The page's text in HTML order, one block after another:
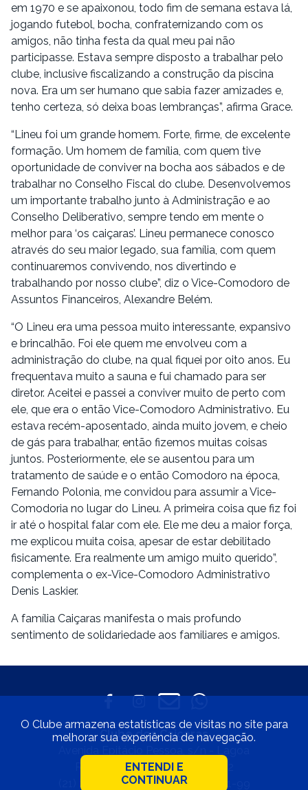
em 1970 e se apaixonou, todo fim de semana estava lá,
jogando futebol, bocha, confraternizando com os
amigos, não tinha festa da qual meu pai não
participasse. Estava sempre disposto a trabalhar pelo
clube, inclusive fiscalizando a construção da piscina
nova. Era um ser humano que sabia fazer amizades e,
tenho certeza, só deixa boas lembranças”, afirma Grace.
“Lineu foi um grande homem. Forte, firme, de excelente
formação. Um homem de família, com quem tive
oportunidade de conviver na bocha aos sábados e de
trabalhar no Conselho Fiscal do clube. Desenvolvemos
um importante trabalho junto à Administração e ao
Conselho Deliberativo, sempre tendo em mente o
melhor para ‘os caiçaras’. Lineu permanece conosco
através do seu maior legado, sua família, com quem
continuaremos convivendo, nos divertindo e
trabalhando por nosso clube”, diz o Vice-Comodoro de
Assuntos Financeiros, Alexandre Belém.
“O Lineu era uma pessoa muito interessante, expansivo
e brincalhão. Foi ele quem me envolveu com a
administração do clube, na qual fiquei por oito anos. Eu
frequentava muito a sauna e fui chamado para ser
diretor. Aceitei e passei a conviver muito de perto com
ele, que era o então Vice-Comodoro Administrativo. Eu
estava recém-aposentado, ainda muito jovem, e cheio
de gás para trabalhar, então fizemos muitas coisas
juntos. Posteriormente, ele se ausentou para um
tratamento de saúde e o então Comodoro na época,
Fernando Polonia, me convidou para assumir a Vice-
Comodoria no lugar do Lineu. A primeira coisa que fiz foi
ir até o hospital falar com ele. Ele me deu a maior força,
me explicou muita coisa, apesar de estar debilitado
fisicamente. Era realmente um amigo muito querido”,
complementa o ex-Vice-Comodoro Administrativo
Denis Laskier.
A família Caiçaras manifesta o mais profundo
sentimento de solidariedade aos familiares e amigos.
Clube dos Caiçaras
Rio de Janeiro • CEP 22471-002
(21) 2529-4800 • 33.597.550/0001-99
O Clube armazena estatísticas de visitas no site para
melhorar sua experiência de navegação.
ENTENDI E
CONTINUAR